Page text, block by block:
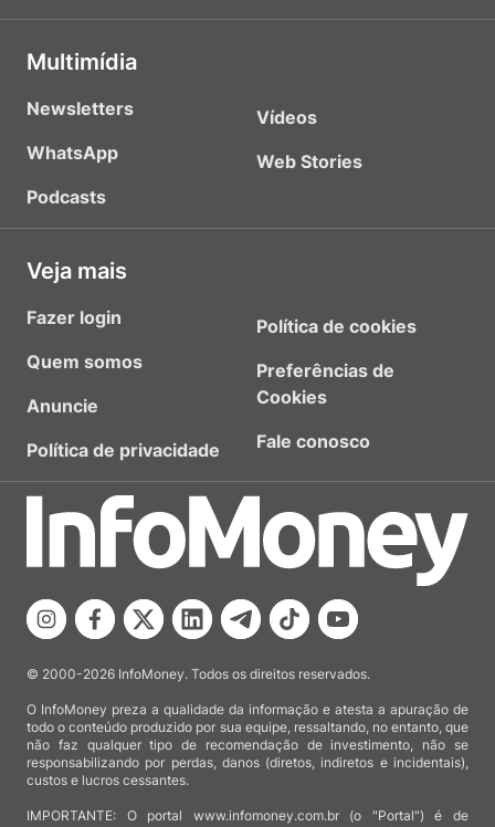
Multimídia
Newsletters
WhatsApp
Podcasts
Vídeos
Web Stories
Veja mais
Fazer login
Quem somos
Anuncie
Política de privacidade
Política de cookies
Preferências de
Cookies
Fale conosco
© 2000-2026 InfoMoney. Todos os direitos reservados.
O InfoMoney preza a qualidade da informação e atesta a apuração de
todo o conteúdo produzido por sua equipe, ressaltando, no entanto, que
não faz qualquer tipo de recomendação de investimento, não se
responsabilizando por perdas, danos (diretos, indiretos e incidentais),
custos e lucros cessantes.
IMPORTANTE: O portal www.infomoney.com.br (o "Portal") é de